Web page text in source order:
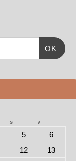
OK
s v
5
6
12
13